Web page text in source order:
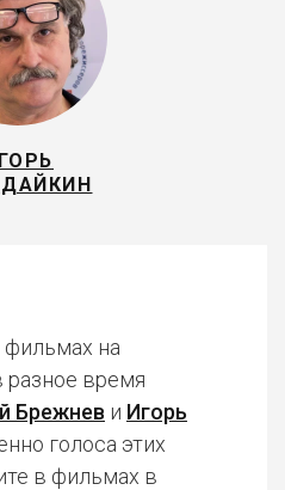
фильмах на
разное время
Брежнев и Игорь
голоса этих
в фильмах в